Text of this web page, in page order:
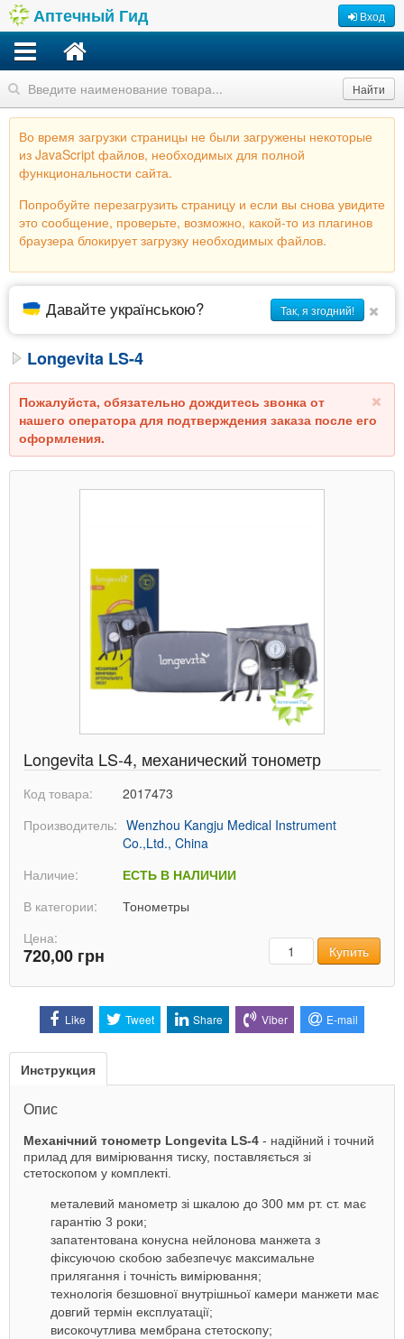
Аптечный Гид Вход
Найти
Во время загрузки страницы не были загружены некоторые
из JavaScript файлов, необходимых для полной
функциональности сайта.
Попробуйте перезагрузить страницу и если вы снова увидите
это сообщение, проверьте, возможно, какой-то из плагинов
браузера блокирует загрузку необходимых файлов.
Давайте українською? Так, я згодний!
Longevita LS-4
Пожалуйста, обязательно дождитесь звонка от
нашего оператора для подтверждения заказа после его
оформления.
Longevita LS-4, механический тонометр
Код товара:
2017473
Производитель: Wenzhou Kangju Medical Instrument
Co.,Ltd., China
Наличие:
ЕСТЬ В НАЛИЧИИ
В категории:
Тонометры
Цена:
720,00 грн КоличествоКупить
Like Tweet Share Viber E-mail
Инструкция
Опис
Механічний тонометр Longevita LS-4 - надійний і точний
прилад для вимірювання тиску, поставляється зі
стетоскопом у комплекті.
металевий манометр зі шкалою до 300 мм рт. ст. має
гарантію 3 роки;
запатентована конусна нейлонова манжета з
фіксуючою скобою забезпечує максимальне
прилягання і точність вимірювання;
технологія безшовної внутрішньої камери манжети має
довгий термін експлуатації;
високочутлива мембрана стетоскопу;